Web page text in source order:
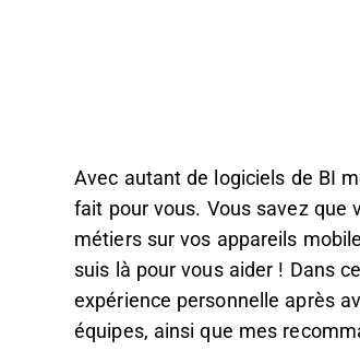
Avec autant de logiciels de BI
fait pour vous. Vous savez que
métiers sur vos appareils
suis là pour vous aider ! Dans
expérience personnelle après
équipes, ainsi que mes